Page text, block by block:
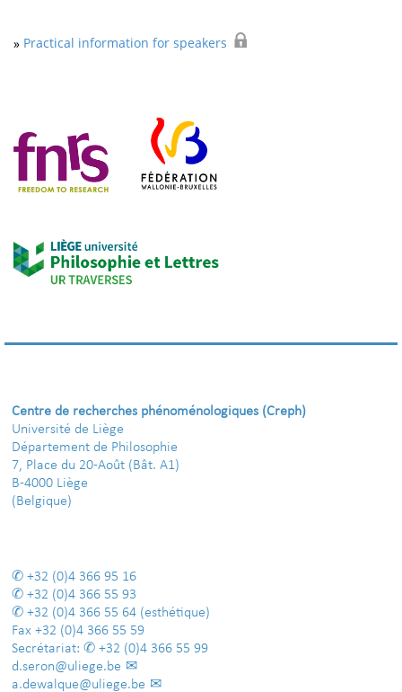
» Practical information for speakers
Centre de recherches phénoménologiques (Creph)
Université de Liège
Département de Philosophie
7, Place du 20-Août (Bât. A1)
B-4000 Liège
(Belgique)
+32 (0)4 366 95 16
+32 (0)4 366 55 93
+32 (0)4 366 55 64 (esthétique)
Fax +32 (0)4 366 55 59
Secrétariat:
+32 (0)4 366 55 99
d.seron@uliege.be
a.dewalque@uliege.be